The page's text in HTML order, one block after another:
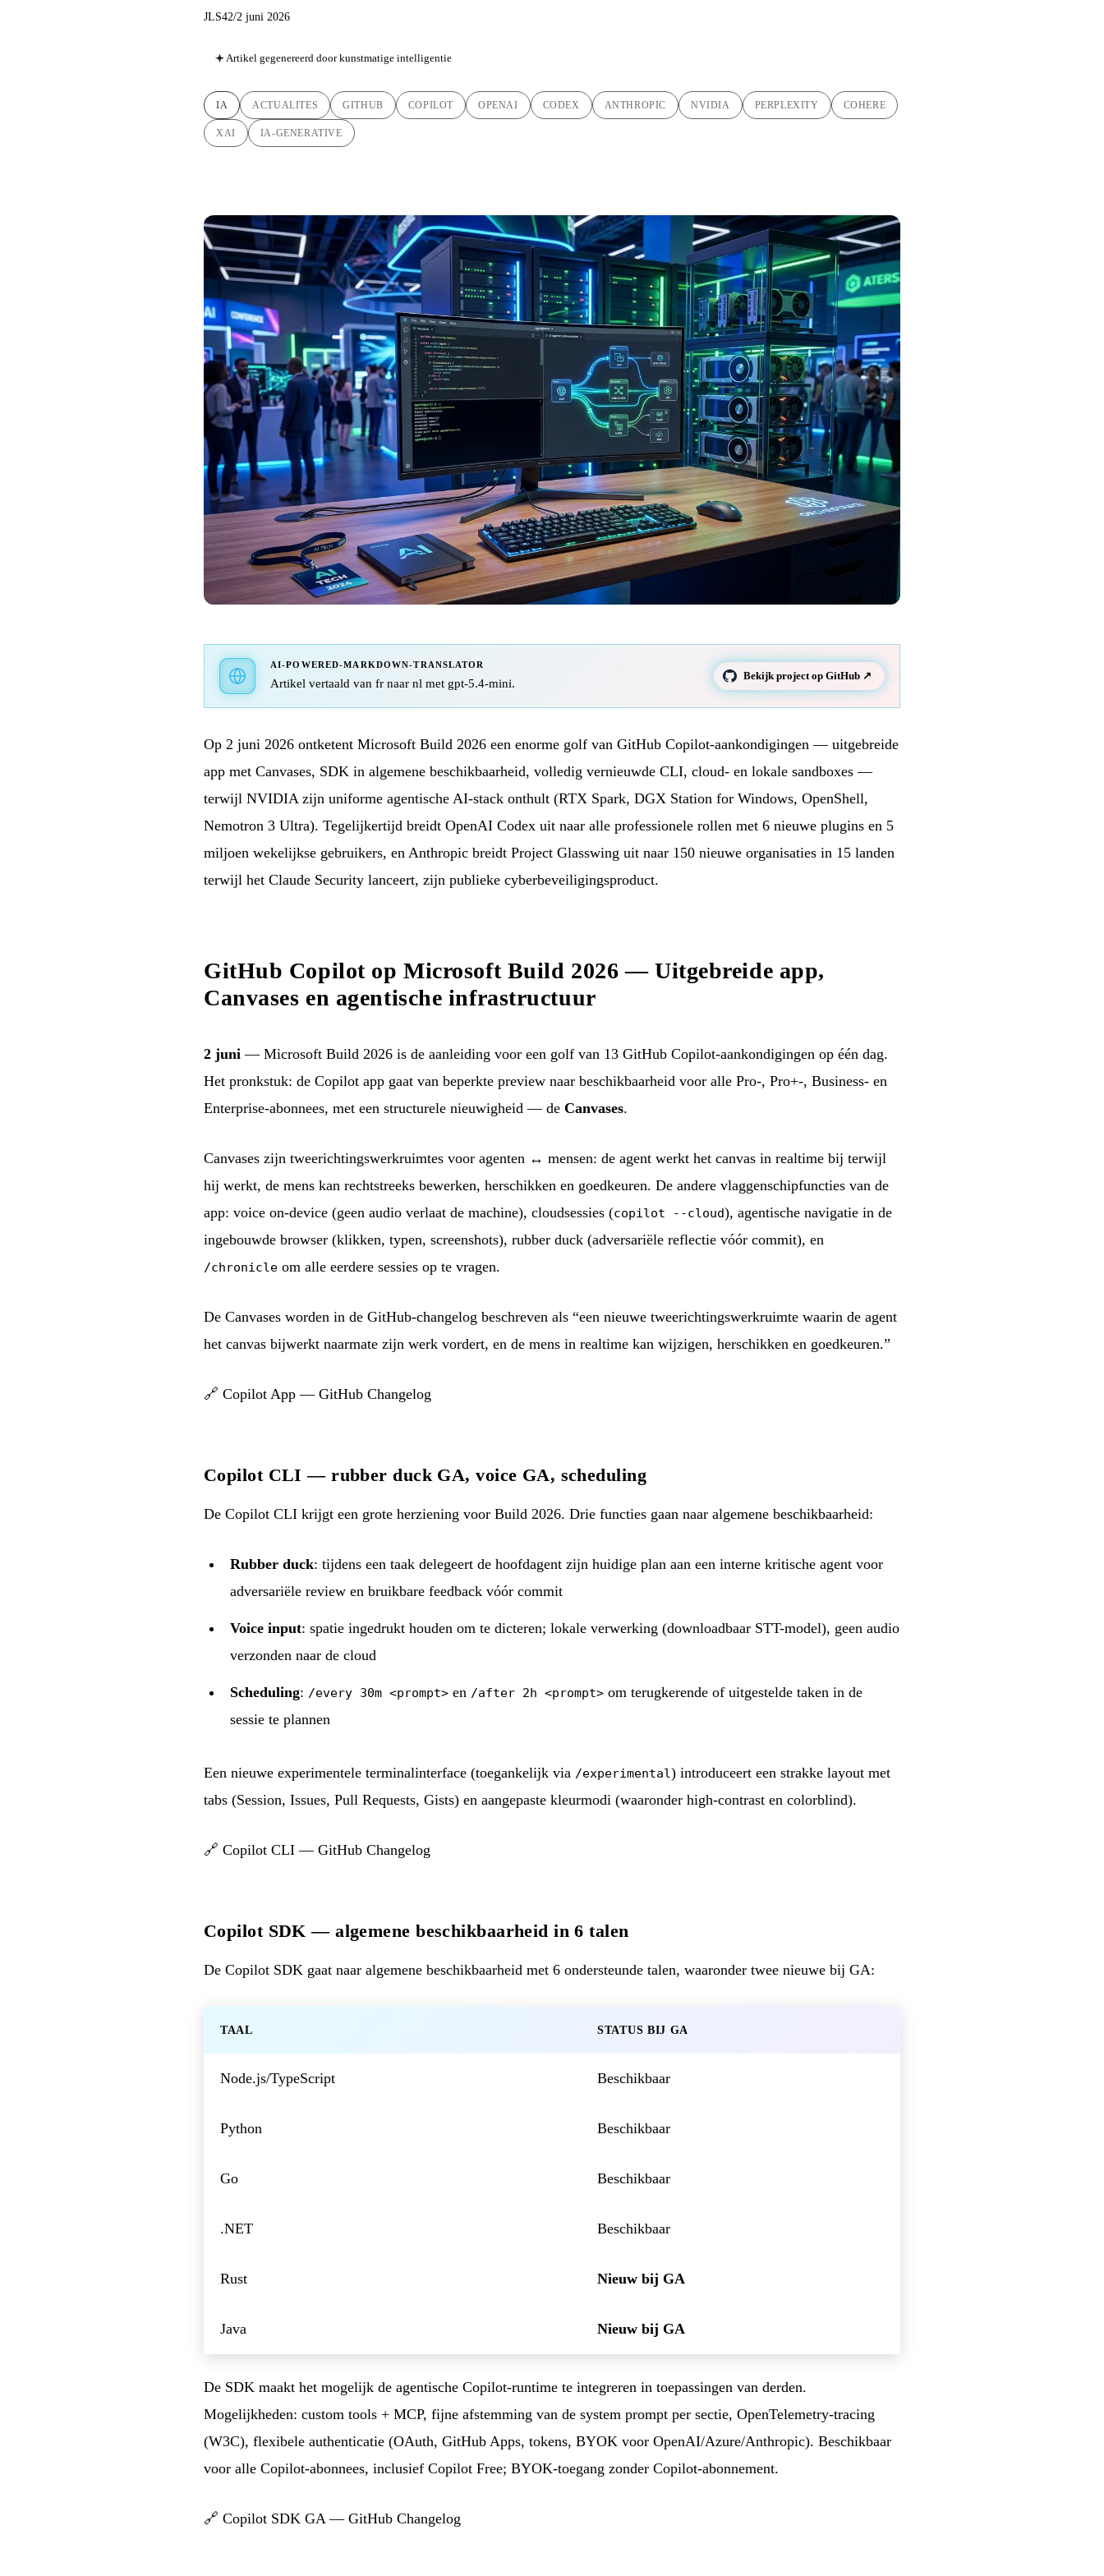
JLS42/2 juni 2026
Artikel gegenereerd door kunstmatige intelligentie
IA ACTUALITES GITHUB COPILOT OPENAI CODEX ANTHROPIC NVIDIA PERPLEXITY COHERE
XAI IA-GENERATIVE
AI-POWERED-MARKDOWN-TRANSLATOR
Artikel vertaald van fr naar nl met gpt-5.4-mini.
Bekijk project op GitHub ↗
Op 2 juni 2026 ontketent Microsoft Build 2026 een enorme golf van GitHub Copilot-aankondigingen — uitgebreide
app met Canvases, SDK in algemene beschikbaarheid, volledig vernieuwde CLI, cloud- en lokale sandboxes —
terwijl NVIDIA zijn uniforme agentische AI-stack onthult (RTX Spark, DGX Station for Windows, OpenShell,
Nemotron 3 Ultra). Tegelijkertijd breidt OpenAI Codex uit naar alle professionele rollen met 6 nieuwe plugins en 5
miljoen wekelijkse gebruikers, en Anthropic breidt Project Glasswing uit naar 150 nieuwe organisaties in 15 landen
terwijl het Claude Security lanceert, zijn publieke cyberbeveiligingsproduct.
GitHub Copilot op Microsoft Build 2026 — Uitgebreide app,
Canvases en agentische infrastructuur
2 juni — Microsoft Build 2026 is de aanleiding voor een golf van 13 GitHub Copilot-aankondigingen op één dag.
Het pronkstuk: de Copilot app gaat van beperkte preview naar beschikbaarheid voor alle Pro-, Pro+-, Business- en
Enterprise-abonnees, met een structurele nieuwigheid — de Canvases.
Canvases zijn tweerichtingswerkruimtes voor agenten ↔ mensen: de agent werkt het canvas in realtime bij terwijl
hij werkt, de mens kan rechtstreeks bewerken, herschikken en goedkeuren. De andere vlaggenschipfuncties van de
app: voice on-device (geen audio verlaat de machine), cloudsessies (copilot --cloud), agentische navigatie in de
ingebouwde browser (klikken, typen, screenshots), rubber duck (adversariële reflectie vóór commit), en
/chronicle om alle eerdere sessies op te vragen.
De Canvases worden in de GitHub-changelog beschreven als “een nieuwe tweerichtingswerkruimte waarin de agent
het canvas bijwerkt naarmate zijn werk vordert, en de mens in realtime kan wijzigen, herschikken en goedkeuren.”
🔗 Copilot App — GitHub Changelog
Copilot CLI — rubber duck GA, voice GA, scheduling
De Copilot CLI krijgt een grote herziening voor Build 2026. Drie functies gaan naar algemene beschikbaarheid:
Rubber duck: tijdens een taak delegeert de hoofdagent zijn huidige plan aan een interne kritische agent voor
adversariële review en bruikbare feedback vóór commit
Voice input: spatie ingedrukt houden om te dicteren; lokale verwerking (downloadbaar STT-model), geen audio
verzonden naar de cloud
Scheduling: /every 30m <prompt> en /after 2h <prompt> om terugkerende of uitgestelde taken in de
sessie te plannen
Een nieuwe experimentele terminalinterface (toegankelijk via /experimental) introduceert een strakke layout met
tabs (Session, Issues, Pull Requests, Gists) en aangepaste kleurmodi (waaronder high-contrast en colorblind).
🔗 Copilot CLI — GitHub Changelog
Copilot SDK — algemene beschikbaarheid in 6 talen
De Copilot SDK gaat naar algemene beschikbaarheid met 6 ondersteunde talen, waaronder twee nieuwe bij GA:
TAAL STATUS BIJ GA
Node.js/TypeScript Beschikbaar
Python Beschikbaar
Go Beschikbaar
.NET Beschikbaar
Rust Nieuw bij GA
Java Nieuw bij GA
De SDK maakt het mogelijk de agentische Copilot-runtime te integreren in toepassingen van derden.
Mogelijkheden: custom tools + MCP, fijne afstemming van de system prompt per sectie, OpenTelemetry-tracing
(W3C), flexibele authenticatie (OAuth, GitHub Apps, tokens, BYOK voor OpenAI/Azure/Anthropic). Beschikbaar
voor alle Copilot-abonnees, inclusief Copilot Free; BYOK-toegang zonder Copilot-abonnement.
🔗 Copilot SDK GA — GitHub Changelog